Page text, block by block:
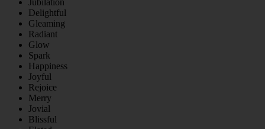
Jubilation
Delightful
Gleaming
Radiant
Glow
Spark
Happiness
Joyful
Rejoice
Merry
Jovial
Blissful